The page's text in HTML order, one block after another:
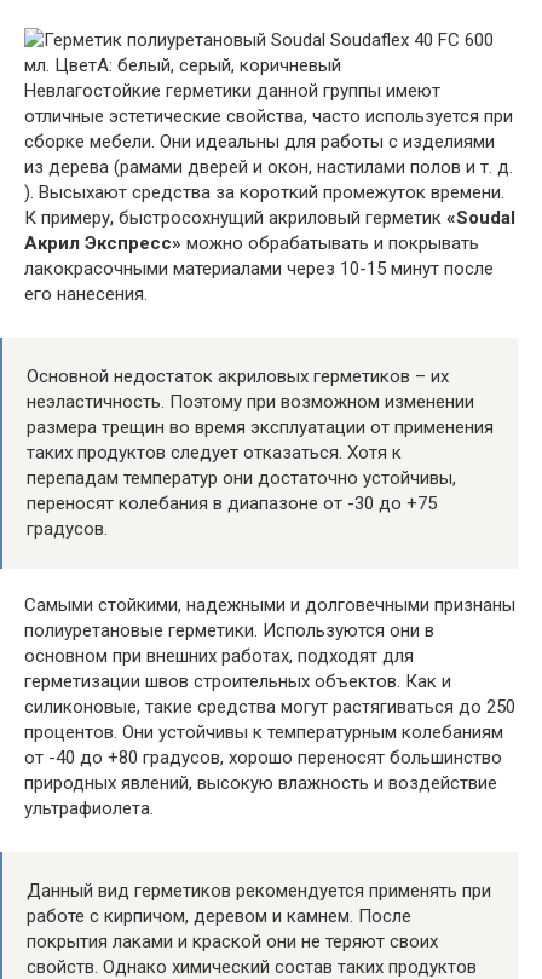
Невлагостойкие герметики данной группы имеют
отличные эстетические свойства, часто используется при
сборке мебели. Они идеальны для работы с изделиями
из дерева (рамами дверей и окон, настилами полов и т. д.
). Высыхают средства за короткий промежуток времени.
К примеру, быстросохнущий акриловый герметик «Soudal
Акрил Экспресс» можно обрабатывать и покрывать
лакокрасочными материалами через 10-15 минут после
его нанесения.
Основной недостаток акриловых герметиков – их
неэластичность. Поэтому при возможном изменении
размера трещин во время эксплуатации от применения
таких продуктов следует отказаться. Хотя к
перепадам температур они достаточно устойчивы,
переносят колебания в диапазоне от -30 до +75
градусов.
Самыми стойкими, надежными и долговечными признаны
полиуретановые герметики. Используются они в
основном при внешних работах, подходят для
герметизации швов строительных объектов. Как и
силиконовые, такие средства могут растягиваться до 250
процентов. Они устойчивы к температурным колебаниям
от -40 до +80 градусов, хорошо переносят большинство
природных явлений, высокую влажность и воздействие
ультрафиолета.
Данный вид герметиков рекомендуется применять при
работе с кирпичом, деревом и камнем. После
покрытия лаками и краской они не теряют своих
свойств. Однако химический состав таких продуктов